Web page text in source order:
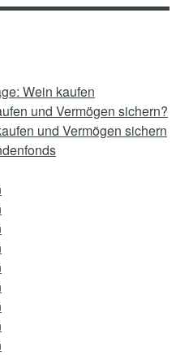
Wein kaufen
und Vermögen sichern?
und Vermögen sichern